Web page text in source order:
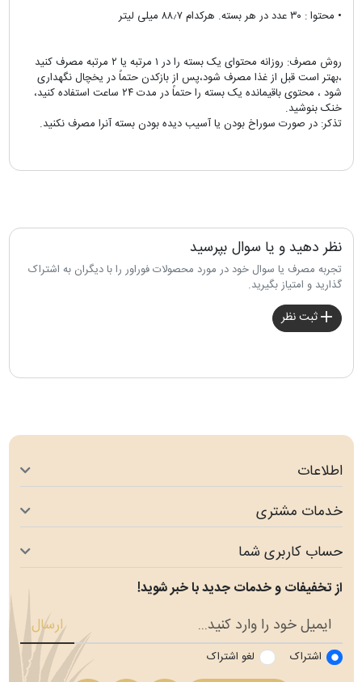
• محتوا : ۳۰ عدد در هر بسته. هرکدام ۸۸٫۷ میلی لیتر
روش مصرف: روزانه محتوای یک بسته را در ۱ مرتبه یا ۲ مرتبه مصرف کنید
،بهتر است قبل از غذا مصرف شود،پس از بازکدن حتماً در یخچال نگهداری
شود ، محتوی باقیمانده یک بسته را حتماً در مدت ۲۴ ساعت استفاده کنید،
خنک بنوشید.
تذکر: در صورت سوراخ بودن یا آسیب دیده بودن بسته آنرا مصرف نکنید.
نظر دهید و یا سوال بپرسید
تجربه مصرف یا سوال خود در مورد محصولات فوراور را با دیگران به اشتراک
گذارید و امتیاز بگیرید.
ثبت نظر
اطلاعات
خدمات مشتری
حساب کاربری شما
از تخفیفات و خدمات جدید با خبر شوید!
ارسال
اشتراک لغو اشتراک